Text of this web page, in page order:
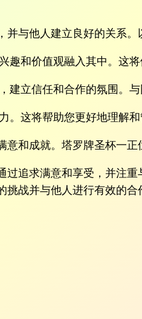
与他人建立良好的关系。
和价值观融入其中。这将
立信任和合作的氛围。
这将帮助您更好地理解
和成就。塔罗牌圣杯一正
追求满意和享受，并注
战并与他人进行有效的